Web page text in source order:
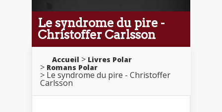
Le syndrome du pire -
Christoffer Carlsson
Accueil
Livres Polar
Romans Polar
Le syndrome du pire - Christoffer
Carlsson